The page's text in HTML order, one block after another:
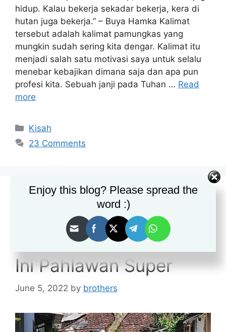
hidup. Kalau bekerja sekadar bekerja, kera di
hutan juga bekerja.” – Buya Hamka Kalimat
tersebut adalah kalimat pamungkas yang
mungkin sudah sering kita dengar. Kalimat itu
menjadi salah satu motivasi saya untuk selalu
menebar kebajikan dimana saja dan apa pun
profesi kita. Sebuah janji pada Tuhan … Read
more
Categories
Kisah
23 Comments
50 Tahun Mengabdi,
Yuk Jadikan Sang
Penjaga Anak Istimewa
Ini Pahlawan Super
June 5, 2022 by brothers
Enjoy this blog? Please spread the
word :)